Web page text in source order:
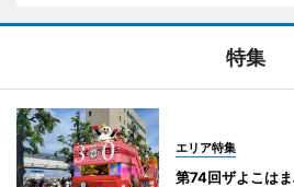
特集
エリア特集
第74回ザよこは